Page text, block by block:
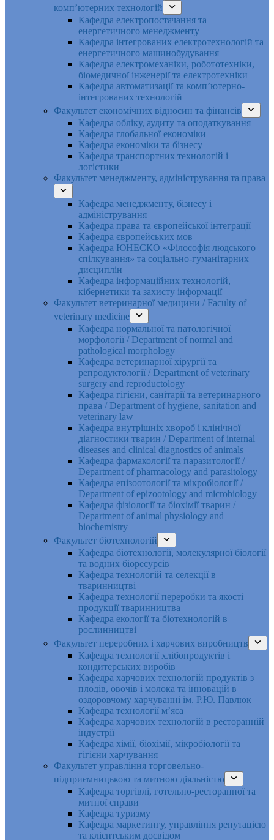
комп’ютерних технологій
Кафедра електропостачання та
енергетичного менеджменту
Кафедра інтегрованих електротехнологій та
енергетичного машинобудування
Кафедра електромеханіки, робототехніки,
біомедичної інженерії та електротехніки
Кафедра автоматизації та комп’ютерно-
інтегрованих технологій
Факультет економічних відносин та фінансів
Кафедра обліку, аудиту та оподаткування
Кафедра глобальної економіки
Кафедра економіки та бізнесу
Кафедра транспортних технологій і
логістики
Факультет менеджменту, адміністрування та права
Кафедра менеджменту, бізнесу і
адміністрування
Кафедра права та європейської інтеграції
Кафедра європейських мов
Кафедра ЮНЕСКО «Філософія людського
спілкування» та соціально-гуманітарних
дисциплін
Кафедра інформаційних технологій,
кібернетики та захисту інформації
Факультет ветеринарної медицини / Faculty of
veterinary medicine
Кафедра нормальної та патологічної
морфології / Department of normal and
pathological morphology
Кафедра ветеринарної хірургії та
репродуктології / Department of veterinary
surgery and reproductology
Кафедра гігієни, санітарії та ветеринарного
права / Department of hygiene, sanitation and
veterinary law
Кафедра внутрішніх хвороб і клінічної
діагностики тварин / Department of internal
diseases and clinical diagnostics of animals
Кафедра фармакології та паразитології /
Department of pharmacology and parasitology
Кафедра епізоотології та мікробіології /
Department of epizootology and microbiology
Кафедра фізіології та біохімії тварин /
Department of animal physiology and
biochemistry
Факультет біотехнологій
Кафедра біотехнології, молекулярної біології
та водних біоресурсів
Кафедра технологій та селекції в
тваринництві
Кафедра технології переробки та якості
продукції тваринництва
Кафедра екології та біотехнологій в
рослинництві
Факультет переробних і харчових виробництв
Кафедра технології хлібопродуктів і
кондитерських виробів
Кафедра харчових технологій продуктів з
плодів, овочів і молока та інновацій в
оздоровчому харчуванні ім. Р.Ю. Павлюк
Кафедра технології м’яса
Кафедра харчових технологій в ресторанній
індустрії
Кафедра хімії, біохімії, мікробіології та
гігієни харчування
Факультет управління торговельно-
підприємницькою та митною діяльністю
Кафедра торгівлі, готельно-ресторанної та
митної справи
Кафедра туризму
Кафедра маркетингу, управління репутацією
та клієнтським досвідом